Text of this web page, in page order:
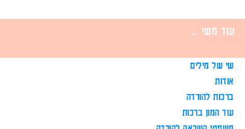
עוד משי ...
שי של מילים
אודות
ברכות להורדה
עוד המון ברכות